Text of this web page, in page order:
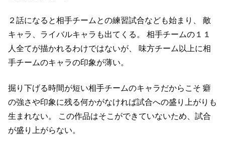
２話になると相手チームとの練習試合なども始まり、
敵
キャラ、ライバルキャラも出てくる。
相手チームの１１
人全てが描かれるわけではないが、
味方チーム以上に相
手チームのキャラの印象が薄い。
掘り下げる時間が短い相手チームのキャラだからこそ 癖
の強さや印象に残る何かがなければ試合への盛り上がりも
生まれない。
この作品はそこができていないため、試合
が盛り上がらない。